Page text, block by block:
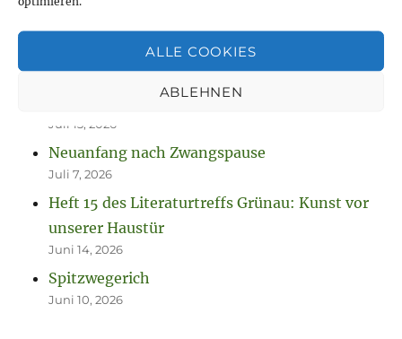
ALLE COOKIES
ABLEHNEN
NEUESTE BEITRÄGE
Neue Projekte und viel zu werkeln
August 2, 2026
So spannend kann Leben sein.
Juli 13, 2026
Neuanfang nach Zwangspause
Juli 7, 2026
Heft 15 des Literaturtreffs Grünau: Kunst vor
unserer Haustür
Juni 14, 2026
Spitzwegerich
Juni 10, 2026